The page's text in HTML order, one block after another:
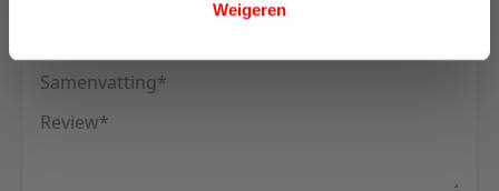
Weigeren
Samenvatting
Review